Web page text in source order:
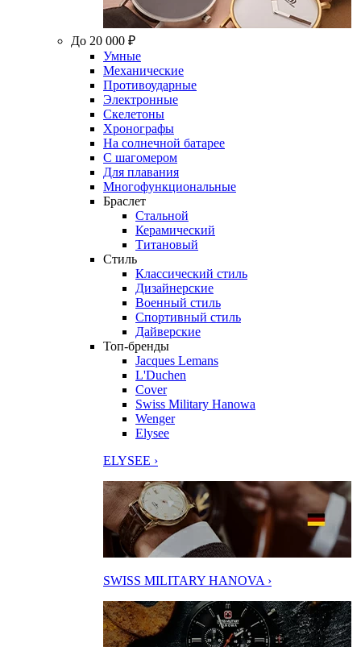
До 20 000 ₽
Умные
Механические
Противоударные
Электронные
Скелетоны
Хронографы
На солнечной батарее
С шагомером
Для плавания
Многофункциональные
Браслет
Стальной
Керамический
Титановый
Стиль
Классический стиль
Дизайнерские
Военный стиль
Спортивный стиль
Дайверские
Топ-бренды
Jacques Lemans
L'Duchen
Cover
Swiss Military Hanowa
Wenger
Elysee
ELYSEE ›
SWISS MILITARY HANOVA ›